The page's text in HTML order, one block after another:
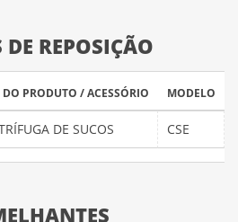
REPOSIÇÃO
DO PRODUTO / ACESSÓRIO MODELO
DE SUCOS CSE